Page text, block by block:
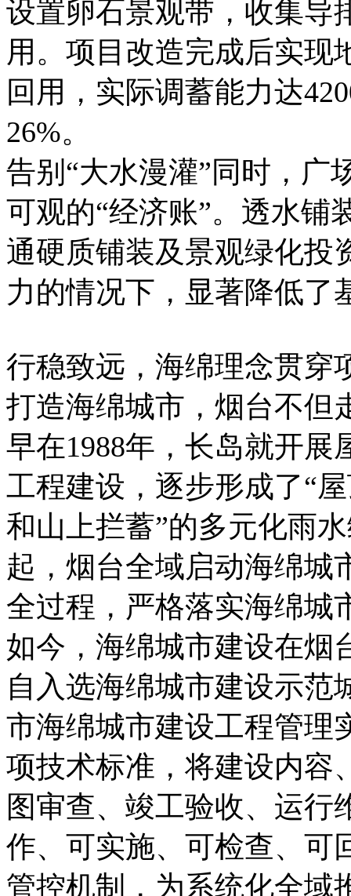
设置卵石景观带，收集导
用。项目改造完成后实现
回用，实际调蓄能力达
26%。
告别“大水漫灌”同时，广
可观的“经济账”。透水铺
通硬质铺装及景观绿化投
力的情况下，显著降低了
行稳致远，海绵理念贯穿
打造海绵城市，烟台不但
早在1988年，长岛就开
工程建设，逐步形成了“
和山上拦蓄”的多元化雨
起，烟台全域启动海绵城
全过程，严格落实海绵城
如今，海绵城市建设在烟
自入选海绵城市建设示范
市海绵城市建设工程管理
项技术标准，将建设内容
图审查、竣工验收、运行
作、可实施、可检查、可
管控机制，为系统化全域